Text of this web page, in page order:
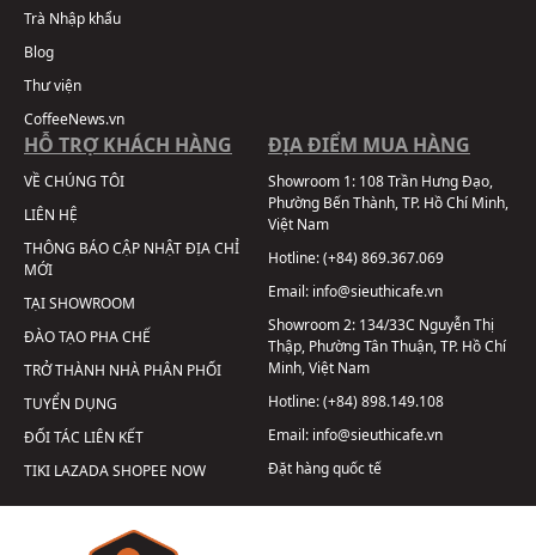
Trà Nhập khẩu
Blog
Thư viện
CoffeeNews.vn
HỖ TRỢ KHÁCH HÀNG
VỀ CHÚNG TÔI
LIÊN HỆ
THÔNG BÁO CẬP NHẬT ĐỊA CHỈ
MỚI
TẠI SHOWROOM
ĐÀO TẠO PHA CHẾ
TRỞ THÀNH NHÀ PHÂN PHỐI
TUYỂN DỤNG
ĐỐI TÁC LIÊN KẾT
TIKI LAZADASHOPEE NOW
ĐỊA ĐIỂM MUA HÀNG
Showroom 1: 108 Trần Hưng Đạo,
Phường Bến Thành, TP. Hồ Chí Minh,
Việt Nam
Hotline:(+84) 869.367.069
Email: info@sieuthicafe.vn
Showroom 2: 134/33C Nguyễn Thị
Thập, Phường Tân Thuận, TP. Hồ Chí
Minh, Việt Nam
Hotline:(+84) 898.149.108
Email: info@sieuthicafe.vn
Đặt hàng quốc tế